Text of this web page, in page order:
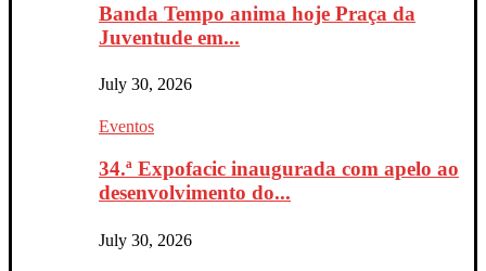
Banda Tempo anima hoje Praça da
Juventude em...
July 30, 2026
Eventos
34.ª Expofacic inaugurada com apelo ao
desenvolvimento do...
July 30, 2026